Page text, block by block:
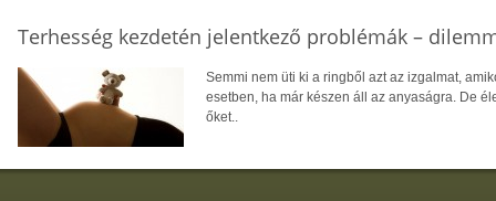
Terhesség kezdetén jelentkező problémák –
Semmi nem üti ki a ringből azt az izgalmat,
esetben, ha már készen áll az anyaságra. De
őket..